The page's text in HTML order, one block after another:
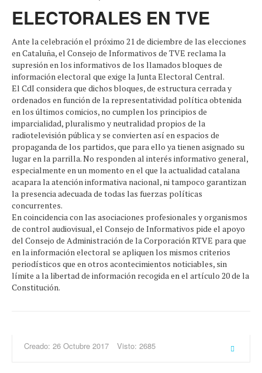
ELECTORALES EN TVE
Ante la celebración el próximo 21 de diciembre de las elecciones
en Cataluña, el Consejo de Informativos de TVE reclama la
supresión en los informativos de los llamados bloques de
información electoral que exige la Junta Electoral Central.
El CdI considera que dichos bloques, de estructura cerrada y
ordenados en función de la representatividad política obtenida
en los últimos comicios, no cumplen los principios de
imparcialidad, pluralismo y neutralidad propios de la
radiotelevisión pública y se convierten así en espacios de
propaganda de los partidos, que para ello ya tienen asignado su
lugar en la parrilla. No responden al interés informativo general,
especialmente en un momento en el que la actualidad catalana
acapara la atención informativa nacional, ni tampoco garantizan
la presencia adecuada de todas las fuerzas políticas
concurrentes.
En coincidencia con las asociaciones profesionales y organismos
de control audiovisual, el Consejo de Informativos pide el apoyo
del Consejo de Administración de la Corporación RTVE para que
en la información electoral se apliquen los mismos criterios
periodísticos que en otros acontecimientos noticiables, sin
límite a la libertad de información recogida en el artículo 20 de la
Constitución.
Creado: 26 Octubre 2017 Visto: 2685